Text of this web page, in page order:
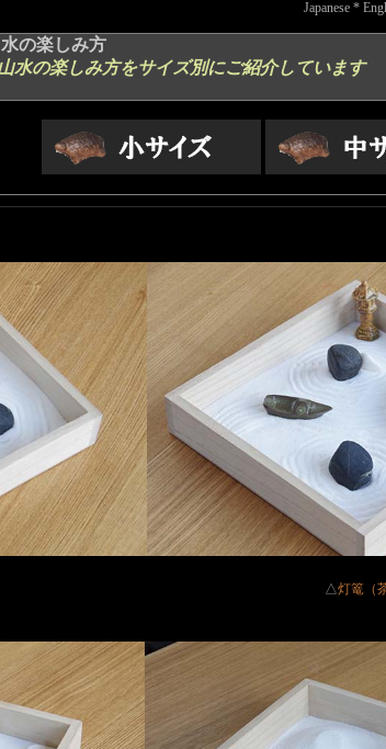
Japanese *
の楽しみ方
水の楽しみ方をサイズ別にご紹介しています
サイズ △灯篭（